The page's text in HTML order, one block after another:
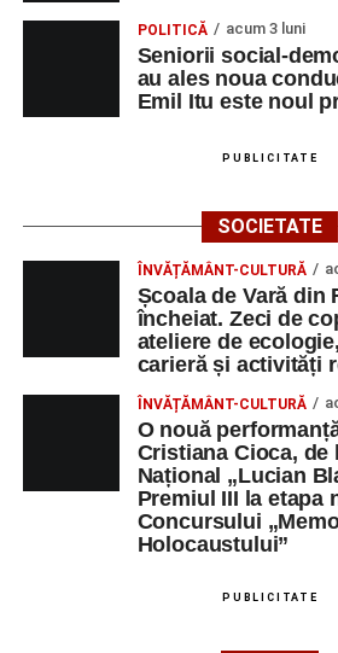
POLITICĂ acum 3 luni
Seniorii social-
au ales noua
Emil Itu este noul
PUBLICITATE
SOCIETATE
ÎNVĂȚĂMÂNT-CULTURĂ
Școala de Vară din
încheiat. Zeci de
ateliere de
carieră și activități
ÎNVĂȚĂMÂNT-CULTURĂ
O nouă
Cristiana Cioca, de
Național „Lucian
Premiul III la etapa
Concursului
Holocaustului”
PUBLICITATE